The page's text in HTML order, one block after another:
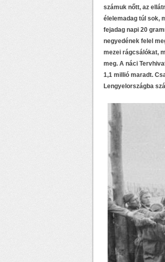
számuk nőtt, az
élelemadag túl sok,
fejadag napi 20
negyedének felel
mezei rágcsálókat,
meg. A náci
1,1 millió maradt.
Lengyelországba